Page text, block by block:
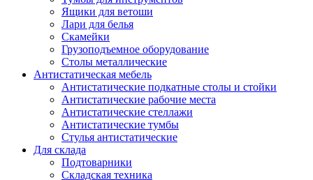
Ящики для ветоши
Лари для белья
Скамейки
Грузоподъемное оборудование
Столы металлические
Антистатическая мебель
Антистатические подкатные столы и стойки
Антистатические рабочие места
Антистатические стеллажи
Антистатические тумбы
Стулья антистатические
Для склада
Подтоварники
Складская техника